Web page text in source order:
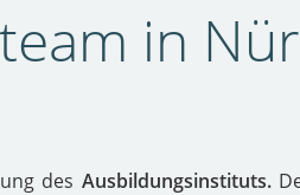
in
des Ausbildungsinstituts.